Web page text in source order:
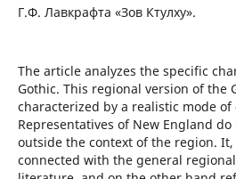
Г.Ф. Лавкрафта «Зов Ктулху».
The article analyzes the specific
Gothic. This regional version of the
characterized by a realistic mode of
Representatives of New England
outside the context of the region.
connected with the general